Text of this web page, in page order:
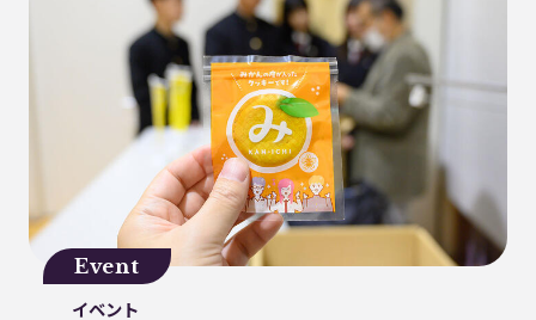
バイオプラスチック
プラスチック削減
令和の米騒動
ZERO WASTE
廃プラ
材質マーク 焼肉
禅
プラスチック資源循環戦略
低炭素
うどん
廃棄問題
エネルギー
東洋インキ
牡蠣カレー
バイオマスレジン南魚沼
Event
イベント